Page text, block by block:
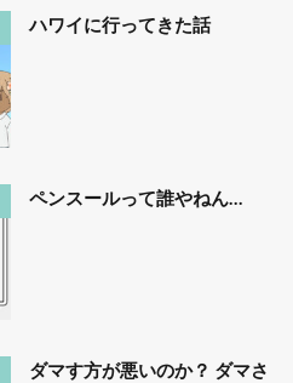
ハワイに行ってきた話
ペンスールって誰やねん…
ダマす方が悪いのか？ ダマさ